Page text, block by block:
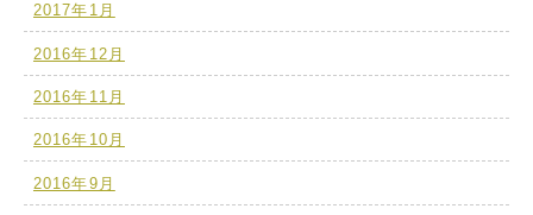
2017年1月
2016年12月
2016年11月
2016年10月
2016年9月